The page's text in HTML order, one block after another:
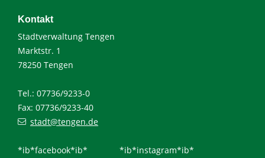
Kontakt
Stadtverwaltung Tengen
Marktstr. 1
78250 Tengen
Tel.: 07736/9233-0
Fax: 07736/9233-40
stadt@tengen.de
*ib*facebook*ib*
*ib*instagram*ib*